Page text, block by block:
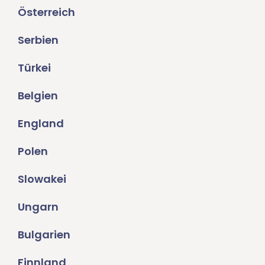
Österreich
Serbien
Türkei
Belgien
England
Polen
Slowakei
Ungarn
Bulgarien